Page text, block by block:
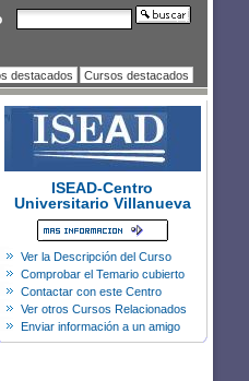
destacados Cursos destacados
ISEAD-Centro
Universitario Villanueva
Ver la Descripción del Curso
Comprobar el Temario cubierto
Contactar con este Centro
Ver otros Cursos Relacionados
Enviar información a un amigo